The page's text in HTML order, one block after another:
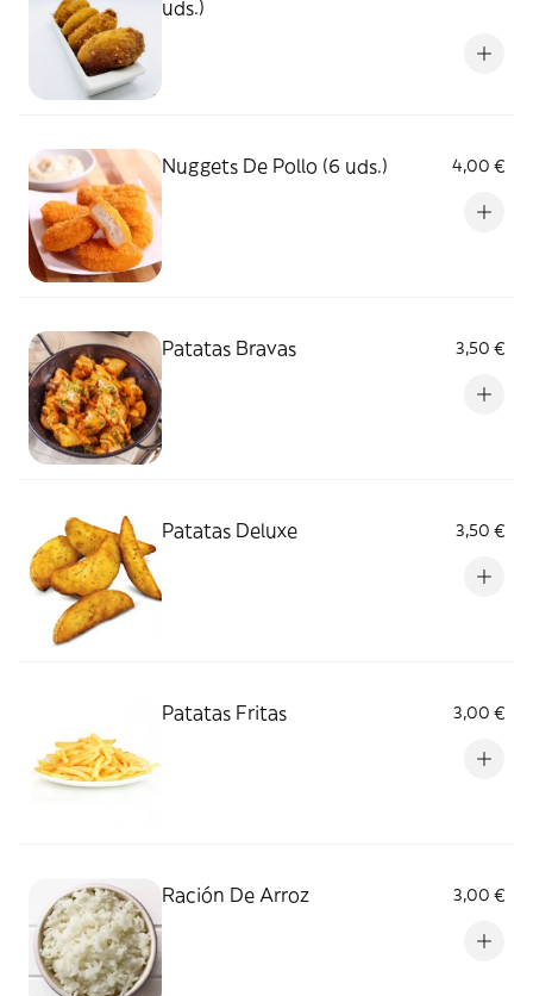
uds.)
Nuggets De Pollo (6 uds.) 4,00 €
Patatas Bravas 3,50 €
Patatas Deluxe 3,50 €
Patatas Fritas 3,00 €
Ración De Arroz 3,00 €